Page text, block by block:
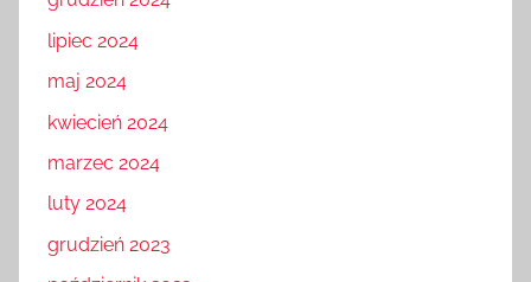
lipiec 2024
maj 2024
kwiecień 2024
marzec 2024
luty 2024
grudzień 2023